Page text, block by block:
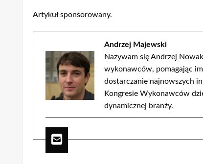
Artykuł sponsorowany.
Andrzej Majewski
Nazywam się Andrzej
wykonawców, pomagając
dostarczanie najnowszych
Kongresie Wykonawców
dynamicznej branży.